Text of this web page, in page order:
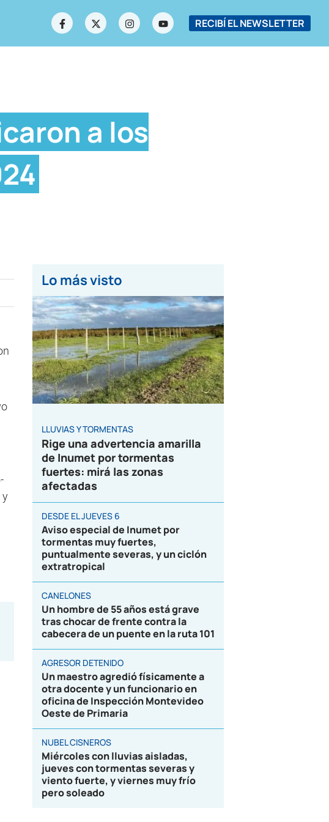
RECIBÍ EL NEWSLETTER
a los
y
Lo más visto
LLUVIAS Y TORMENTAS
Rige una advertencia amarilla
de Inumet por tormentas
fuertes: mirá las zonas
afectadas
DESDE EL JUEVES 6
Aviso especial de Inumet por
tormentas muy fuertes,
puntualmente severas, y un ciclón
extratropical
CANELONES
Un hombre de 55 años está grave
tras chocar de frente contra la
cabecera de un puente en la ruta 101
AGRESOR DETENIDO
Un maestro agredió físicamente a
otra docente y un funcionario en
oficina de Inspección Montevideo
Oeste de Primaria
NUBEL CISNEROS
Miércoles con lluvias aisladas,
jueves con tormentas severas y
viento fuerte, y viernes muy frío
pero soleado